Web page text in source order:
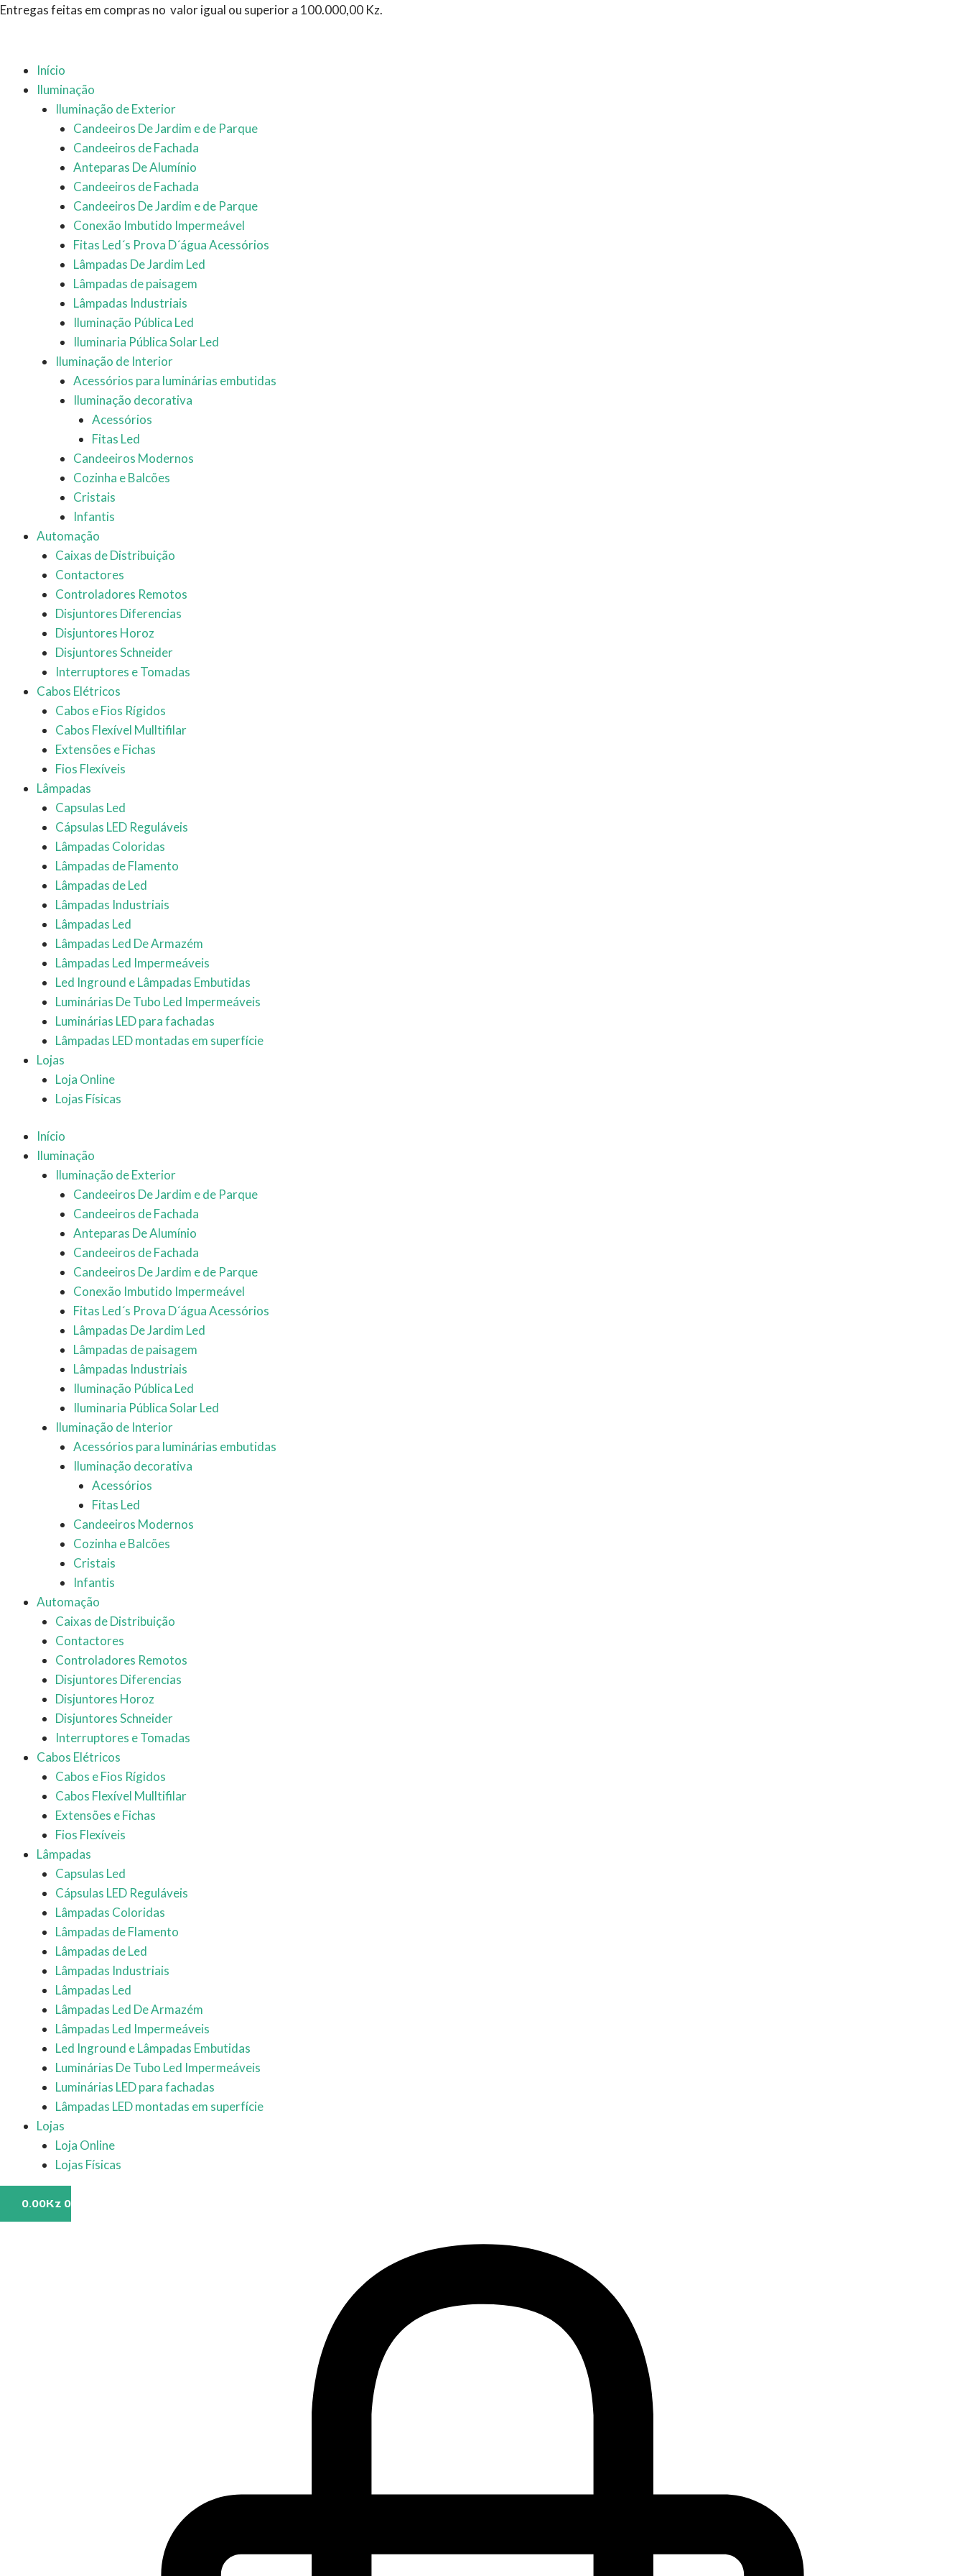
Ir
conteúdo
Entregas feitas em compras no valor igual ou superior a 100.000,00 Kz.
Início
Iluminação
Iluminação de Exterior
Candeeiros De Jardim e de Parque
Candeeiros de Fachada
Anteparas De Alumínio
Candeeiros de Fachada
Candeeiros De Jardim e de Parque
Conexão Imbutido Impermeável
Fitas Led´s Prova D´água Acessórios
Lâmpadas De Jardim Led
Lâmpadas de paisagem
Lâmpadas Industriais
Iluminação Pública Led
Iluminaria Pública Solar Led
Iluminação de Interior
Acessórios para luminárias embutidas
Iluminação decorativa
Acessórios
Fitas Led
Candeeiros Modernos
Cozinha e Balcões
Cristais
Infantis
Automação
Caixas de Distribuição
Contactores
Controladores Remotos
Disjuntores Diferencias
Disjuntores Horoz
Disjuntores Schneider
Interruptores e Tomadas
Cabos Elétricos
Cabos e Fios Rígidos
Cabos Flexível Mulltifilar
Extensões e Fichas
Fios Flexíveis
Lâmpadas
Capsulas Led
Cápsulas LED Reguláveis
Lâmpadas Coloridas
Lâmpadas de Flamento
Lâmpadas de Led
Lâmpadas Industriais
Lâmpadas Led
Lâmpadas Led De Armazém
Lâmpadas Led Impermeáveis
Led Inground e Lâmpadas Embutidas
Luminárias De Tubo Led Impermeáveis
Luminárias LED para fachadas
Lâmpadas LED montadas em superfície
Lojas
Loja Online
Lojas Físicas
Início
Iluminação
Iluminação de Exterior
Candeeiros De Jardim e de Parque
Candeeiros de Fachada
Anteparas De Alumínio
Candeeiros de Fachada
Candeeiros De Jardim e de Parque
Conexão Imbutido Impermeável
Fitas Led´s Prova D´água Acessórios
Lâmpadas De Jardim Led
Lâmpadas de paisagem
Lâmpadas Industriais
Iluminação Pública Led
Iluminaria Pública Solar Led
Iluminação de Interior
Acessórios para luminárias embutidas
Iluminação decorativa
Acessórios
Fitas Led
Candeeiros Modernos
Cozinha e Balcões
Cristais
Infantis
Automação
Caixas de Distribuição
Contactores
Controladores Remotos
Disjuntores Diferencias
Disjuntores Horoz
Disjuntores Schneider
Interruptores e Tomadas
Cabos Elétricos
Cabos e Fios Rígidos
Cabos Flexível Mulltifilar
Extensões e Fichas
Fios Flexíveis
Lâmpadas
Capsulas Led
Cápsulas LED Reguláveis
Lâmpadas Coloridas
Lâmpadas de Flamento
Lâmpadas de Led
Lâmpadas Industriais
Lâmpadas Led
Lâmpadas Led De Armazém
Lâmpadas Led Impermeáveis
Led Inground e Lâmpadas Embutidas
Luminárias De Tubo Led Impermeáveis
Luminárias LED para fachadas
Lâmpadas LED montadas em superfície
Lojas
Loja Online
Lojas Físicas
0.00Kz 0